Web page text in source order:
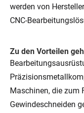
werden von
CNC-
Zu den Vorteilen
Maschinen, die zum
Gewindeschneiden